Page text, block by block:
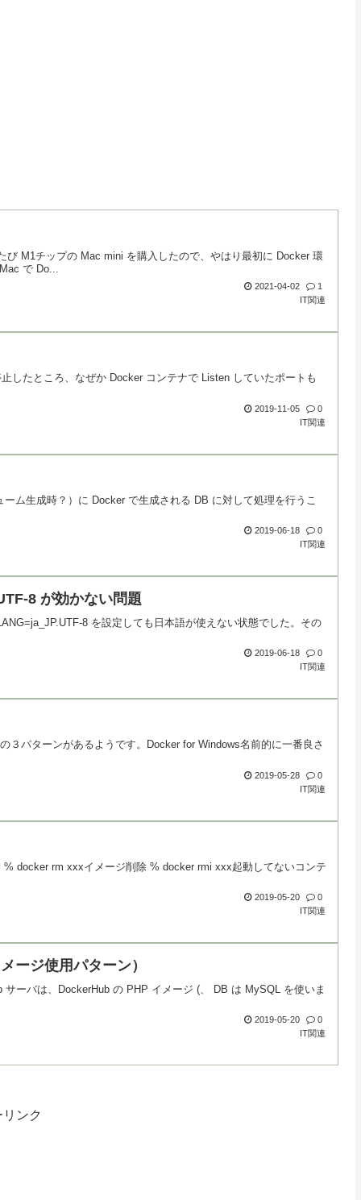
M1チップの Mac mini を購入したので、やはり最初に Docker 環
で Do...
2021-04-02
1
IT関連
したところ、なぜか Docker コンテナで Listen していたポートも
2019-11-05
0
IT関連
ム生成時？）に Docker で生成される DB に対して処理を行うこ
2019-06-18
0
IT関連
8 が効かない問題
8 を設定しても日本語が使えない状態でした。その
2019-06-18
0
IT関連
パターンがあるようです。Docker for Windows名前的に一番良さ
2019-05-28
0
IT関連
docker rm xxxイメージ削除 % docker rmi xxx起動してないコンテ
2019-05-20
0
IT関連
ージ使用パターン）
ーバは、DockerHub の PHP イメージ (、 DB は MySQL を使いま
2019-05-20
0
IT関連
ンク